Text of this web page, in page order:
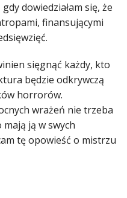
dowiedziałam się, że
finansującymi
sięgnąć każdy, kto
będzie odkrywczą
horrorów.
wrażeń nie trzeba
mają ją w swych
tę opowieść o mistrzu